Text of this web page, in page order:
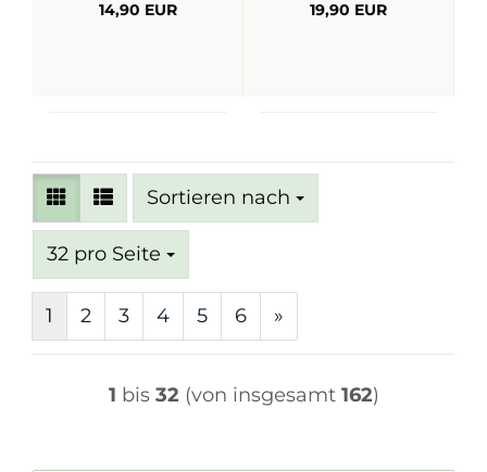
14,90 EUR
19,90 EUR
Sortieren nach
Sortieren nach
32 pro Seite
pro Seite
1 2 3 4 5 6 »
1 bis 32 (von insgesamt 162)